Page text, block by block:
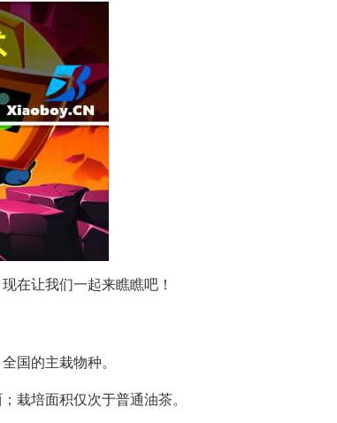
在让我们一起来瞧瞧吧！
的主栽物种。
培面积仅次于普通油茶。